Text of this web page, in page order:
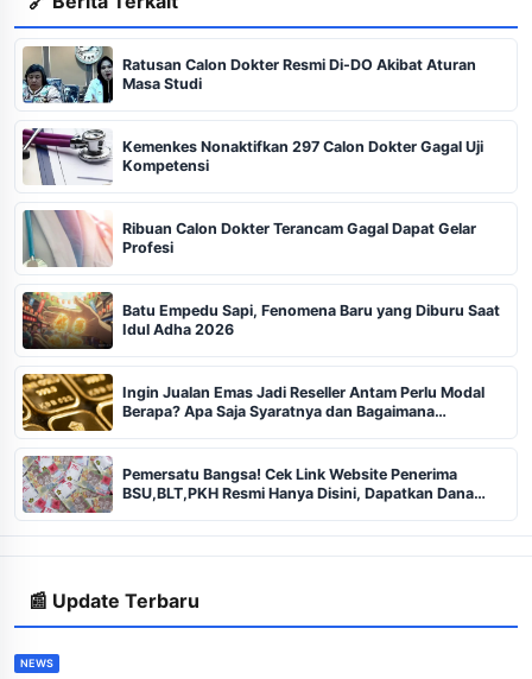
Ratusan Calon Dokter Resmi Di-DO Akibat Aturan
Masa Studi
Kemenkes Nonaktifkan 297 Calon Dokter Gagal Uji
Kompetensi
Ribuan Calon Dokter Terancam Gagal Dapat Gelar
Profesi
Batu Empedu Sapi, Fenomena Baru yang Diburu Saat
Idul Adha 2026
Ingin Jualan Emas Jadi Reseller Antam Perlu Modal
Berapa? Apa Saja Syaratnya dan Bagaimana
Pemersatu Bangsa! Cek Link Website Penerima
BSU,BLT,PKH Resmi Hanya Disini, Dapatkan Dana
📰 Update Terbaru
NEWS